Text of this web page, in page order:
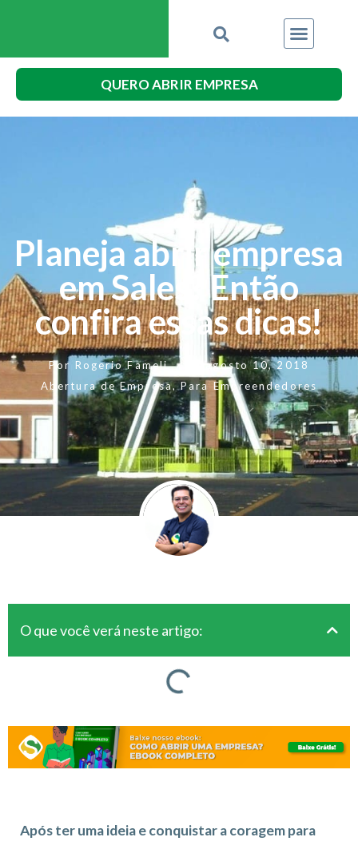
QUERO ABRIR EMPRESA
Planeja abrir empresa
em Sales? Então
confira essas dicas!
Por Rogerio Fameli
agosto 10, 2018
Abertura de Empresa,Para Empreendedores
O que você verá neste artigo:
Após ter uma ideia e conquistar a coragem para